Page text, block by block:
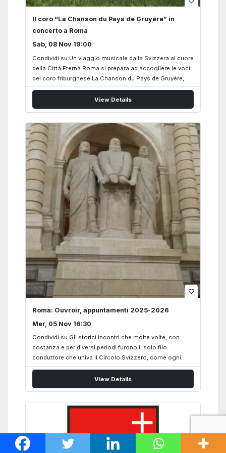
Il coro “La Chanson du Pays de Gruyère” in
concerto a Roma
Sab, 08 Nov 19:00
Condividi su:Un viaggio musicale dalla Svizzera al cuore
della Città Eterna Roma si prepara ad accogliere le voci
del coro friburghese La Chanson du Pays de Gruyère,
che sarà in visita nella capitale italiana dal 7 al 9
novembre 2025. Sotto la direzione del maestro Stève
Bobillier, il gruppo offrirà un concerto straordinario l’8
Isidoro, in Via degli Artisti 41. Fondato nel cuore del
Canton Friburgo, il coro è composto da una cinquantina
di cantanti appassionati, capaci di spaziare da un
repertorio classico alla musica popolare svizzera e
contemporanea, adattandosi di…
View Details
favorite_border
Roma: Ouvroir, appuntamenti 2025-2026
Mer, 05 Nov 16:30
Condividi su:Gli storici incontri che molte volte, con
costanza e per diversi periodi furono il solo filo
conduttore che univa il Circolo Svizzero, come ogni
anno in autunno riprendono forza e vigore. Anche
quest’anno, 2025-2026, gli incontri dell’Ouvroir verranno
condotti dalla Socia Evelina Degli Abbati e si terranno
Marcello Malpighi 14, dalle ore 16.30 alle 18.00 nelle
Mittwoch, 11 febbraio 2026 Mercoledì – Mittwoch, 11
marzo 2026 Mercoledì – Mittwoch, 15 aprile 2026
View Details